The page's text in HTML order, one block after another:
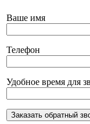
Ваше имя
Телефон
Удобное время для